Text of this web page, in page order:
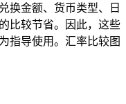
换金额、货币类型、日
比较节省。因此，这些
指导使用。汇率比较图